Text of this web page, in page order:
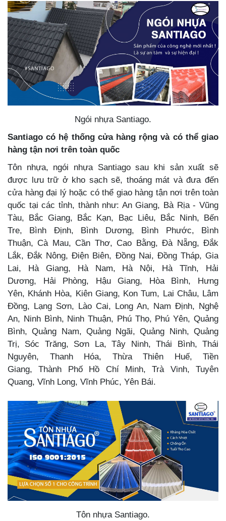
Ngói nhựa Santiago.
Santiago có hệ thống cửa hàng rộng và có thể giao
hàng tận nơi trên toàn quốc
Tôn nhựa, ngói nhựa Santiago sau khi sản xuất sẽ
được lưu trữ ở kho sạch sẽ, thoáng mát và đưa đến
cửa hàng đại lý hoặc có thể giao hàng tận nơi trên toàn
quốc tại các tỉnh, thành như: An Giang, Bà Rịa - Vũng
Tàu, Bắc Giang, Bắc Kạn, Bạc Liêu, Bắc Ninh, Bến
Tre, Bình Định, Bình Dương, Bình Phước, Bình
Thuận, Cà Mau, Cần Thơ, Cao Bằng, Đà Nẵng, Đắk
Lắk, Đắk Nông, Điện Biên, Đồng Nai, Đồng Tháp, Gia
Lai, Hà Giang, Hà Nam, Hà Nội, Hà Tĩnh, Hải
Dương, Hải Phòng, Hậu Giang, Hòa Bình, Hưng
Yên, Khánh Hòa, Kiên Giang, Kon Tum, Lai Châu, Lâm
Đồng, Lạng Sơn, Lào Cai, Long An, Nam Định, Nghệ
An, Ninh Bình, Ninh Thuận, Phú Thọ, Phú Yên, Quảng
Bình, Quảng Nam, Quảng Ngãi, Quảng Ninh, Quảng
Trị, Sóc Trăng, Sơn La, Tây Ninh, Thái Bình, Thái
Nguyên, Thanh Hóa, Thừa Thiên Huế, Tiền
Giang, Thành Phố Hồ Chí Minh, Trà Vinh, Tuyên
Quang, Vĩnh Long, Vĩnh Phúc, Yên Bái.
Tôn nhựa Santiago.